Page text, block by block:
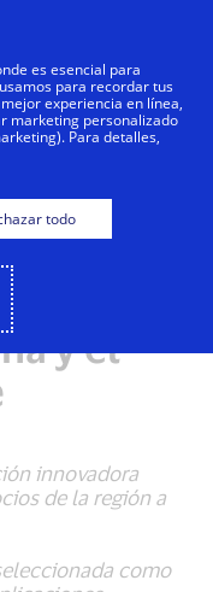
de
en
Visa
en
y el
innovadora
de la región a
como
es esencial para
para recordar tus
experiencia en línea,
marketing personalizado
Para detalles,
todo